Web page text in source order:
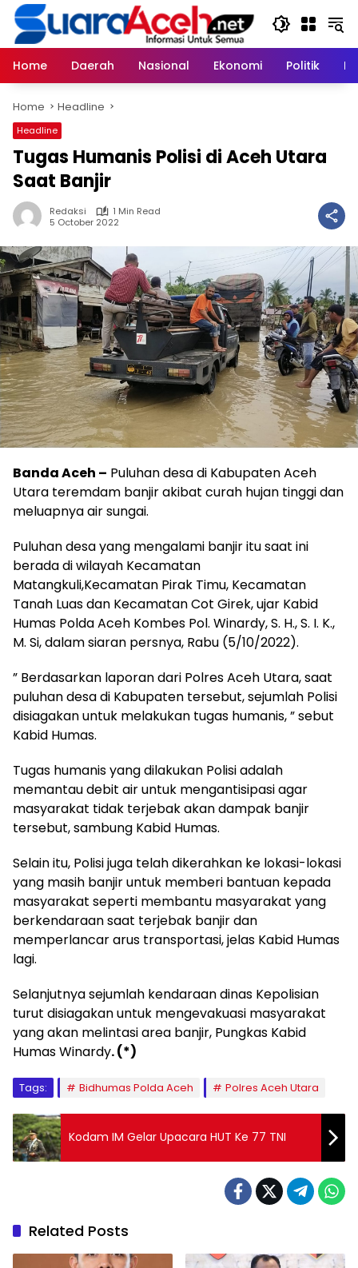
Skip
content
Home
Daerah Nasional Ekonomi Politik
Home Headline
Headline
Tugas Humanis Polisi di Aceh Utara
Saat Banjir
Redaksi
1 Min Read
5 October 2022
Banda Aceh – Puluhan desa di Kabupaten Aceh
Utara teremdam banjir akibat curah hujan tinggi dan
meluapnya air sungai.
Puluhan desa yang mengalami banjir itu saat ini
berada di wilayah Kecamatan
Matangkuli,Kecamatan Pirak Timu, Kecamatan
Tanah Luas dan Kecamatan Cot Girek, ujar Kabid
Humas Polda Aceh Kombes Pol. Winardy, S. H., S. I. K.,
M. Si, dalam siaran persnya, Rabu (5/10/2022).
” Berdasarkan laporan dari Polres Aceh Utara, saat
puluhan desa di Kabupaten tersebut, sejumlah Polisi
disiagakan untuk melakukan tugas humanis, ” sebut
Kabid Humas.
Tugas humanis yang dilakukan Polisi adalah
memantau debit air untuk mengantisipasi agar
masyarakat tidak terjebak akan dampak banjir
tersebut, sambung Kabid Humas.
Selain itu, Polisi juga telah dikerahkan ke lokasi-lokasi
yang masih banjir untuk memberi bantuan kepada
masyarakat seperti membantu masyarakat yang
berkendaraan saat terjebak banjir dan
memperlancar arus transportasi, jelas Kabid Humas
lagi.
Selanjutnya sejumlah kendaraan dinas Kepolisian
turut disiagakan untuk mengevakuasi masyarakat
yang akan melintasi area banjir, Pungkas Kabid
Humas Winardy. (*)
Tags: Bidhumas Polda Aceh Polres Aceh Utara
Kodam IM Gelar Upacara HUT Ke 77 TNI
Related Posts